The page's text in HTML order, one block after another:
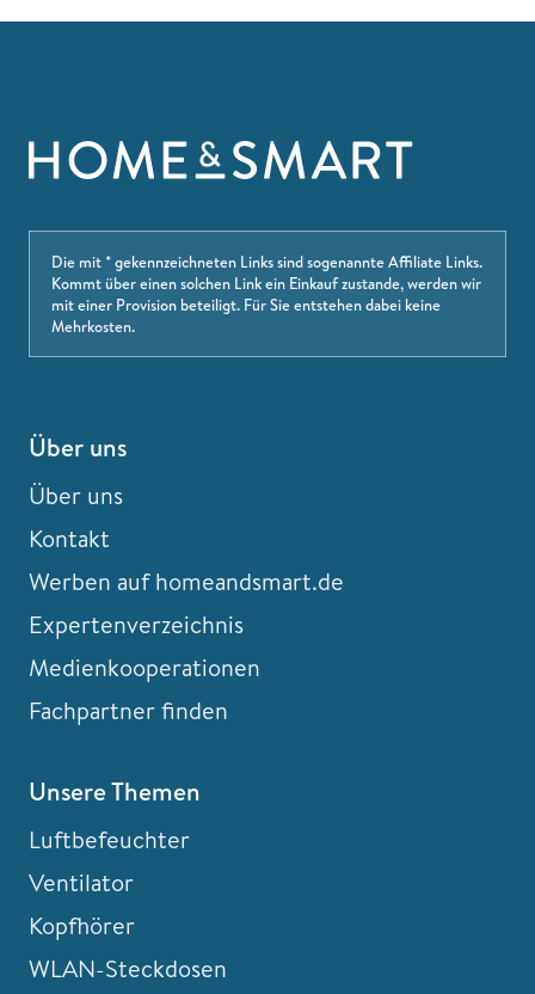
Die mit * gekennzeichneten Links sind sogenannte Affiliate Links.
Kommt über einen solchen Link ein Einkauf zustande, werden wir
mit einer Provision beteiligt. Für Sie entstehen dabei keine
Mehrkosten.
Über uns
Über uns
Kontakt
Werben auf homeandsmart.de
Expertenverzeichnis
Medienkooperationen
Fachpartner finden
Unsere Themen
Luftbefeuchter
Ventilator
Kopfhörer
WLAN-Steckdosen